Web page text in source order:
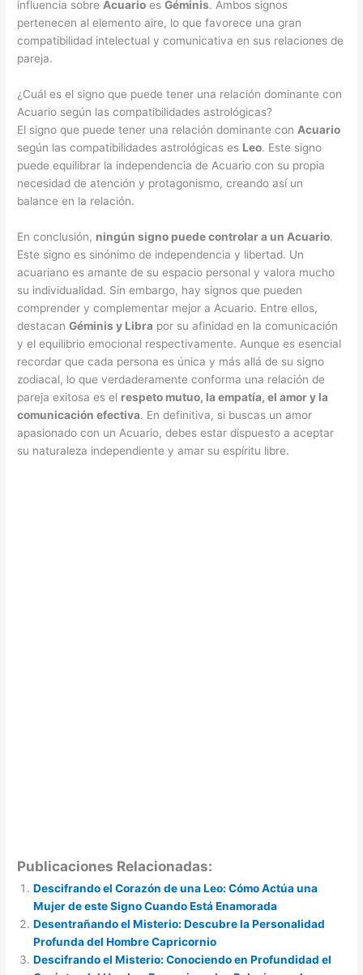
influencia sobre Acuario esGéminis. Ambos signos
pertenecen al elemento aire, lo que favorece una gran
compatibilidad intelectual y comunicativa en sus relaciones de
pareja.
¿Cuál es el signo que puede tener una relación dominante con
Acuario según las compatibilidades astrológicas?
El signo que puede tener una relación dominante con Acuario
según las compatibilidades astrológicas es Leo. Este signo
puede equilibrar la independencia de Acuario con su propia
necesidad de atención y protagonismo, creando así un
balance en la relación.
En conclusión, ningún signo puede controlar a un Acuario.
Este signo es sinónimo de independencia y libertad. Un
acuariano es amante de su espacio personal y valora mucho
su individualidad. Sin embargo, hay signos que pueden
comprender y complementar mejor a Acuario. Entre ellos,
destacanGéminis y Libra por su afinidad en la comunicación
y el equilibrio emocional respectivamente. Aunque es esencial
recordar que cada persona es única y más allá de su signo
zodiacal, lo que verdaderamente conforma una relación de
pareja exitosa es el respeto mutuo, la empatía, el amor y la
comunicación efectiva. En definitiva, si buscas un amor
apasionado con un Acuario, debes estar dispuesto a aceptar
su naturaleza independiente y amar su espíritu libre.
Publicaciones Relacionadas:
Descifrando el Corazón de una Leo: Cómo Actúa una
Mujer de este Signo Cuando Está Enamorada
Desentrañando el Misterio: Descubre la Personalidad
Profunda del Hombre Capricornio
Descifrando el Misterio: Conociendo en Profundidad el